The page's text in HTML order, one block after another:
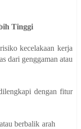
Tinggi
kecelakaan kerja
dari genggaman atau
dengan fitur
berbalik arah